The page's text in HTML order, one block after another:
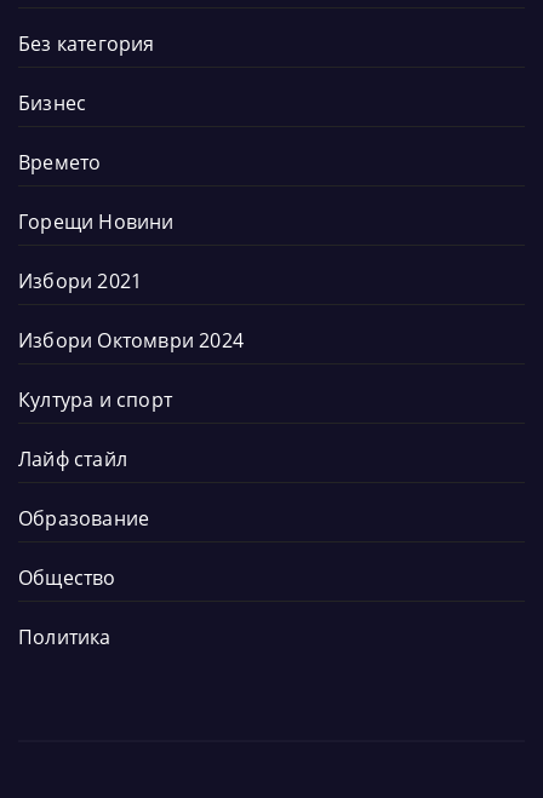
Без категория
Бизнес
Времето
Горещи Новини
Избори 2021
Избори Октомври 2024
Култура и спорт
Лайф стайл
Образование
Общество
Политика